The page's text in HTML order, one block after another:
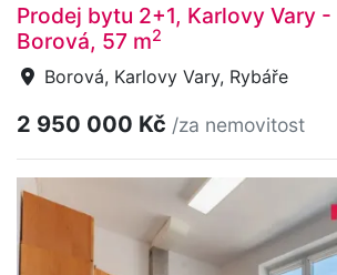
Prodej bytu 2+1, Karlovy Vary -
Borová, 57 m2
Borová, Karlovy Vary, Rybáře
2 950 000 Kč /za nemovitost